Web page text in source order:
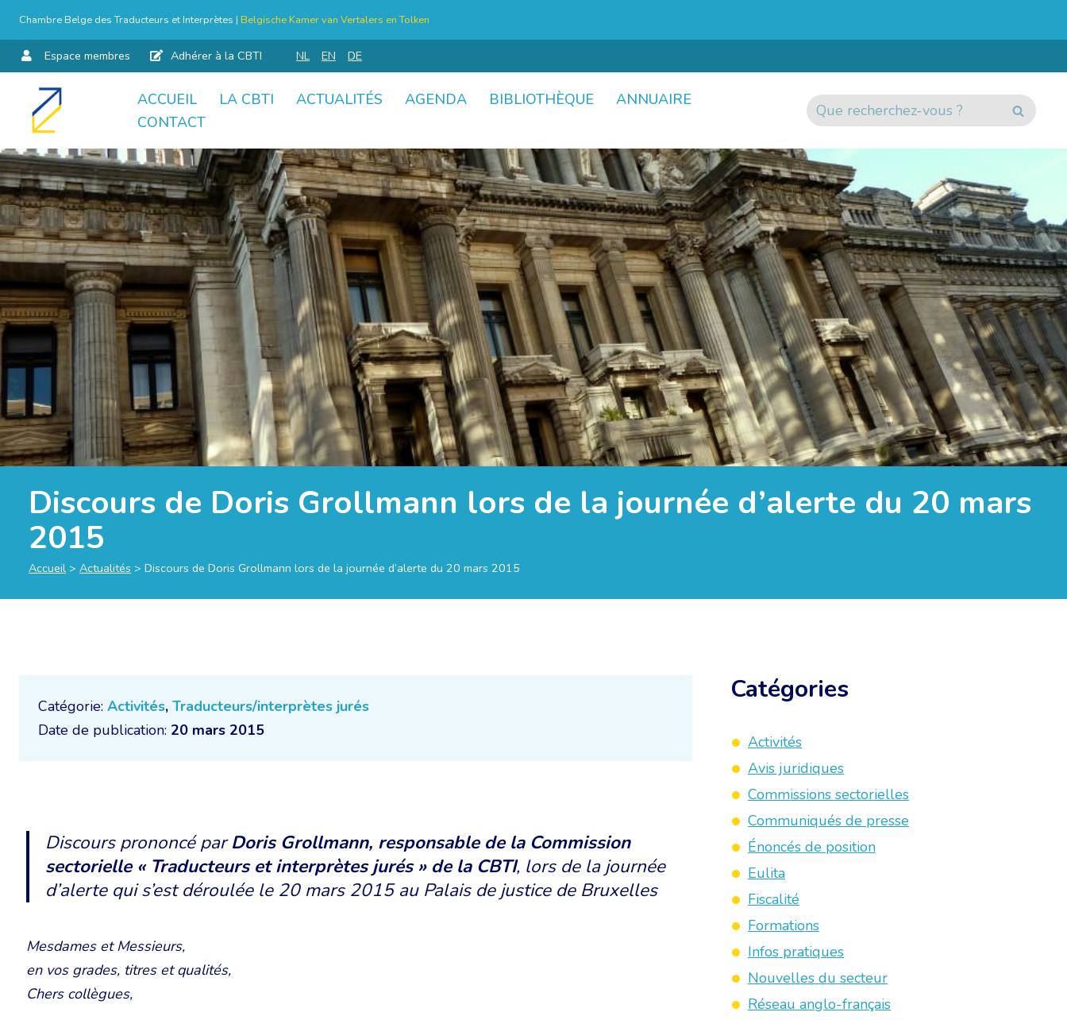
Chambre Belge des Traducteurs et Interprètes | Belgische Kamer van Vertalers en Tolken
Espace membres Adhérer à la CBTI NL EN DE
Aller
contenu
ACCUEIL LA CBTI ACTUALITÉS AGENDA BIBLIOTHÈQUE
ANNUAIRE
CONTACT
Discours de Doris Grollmann lors de la journée d’alerte du 20 mars
2015
Accueil > Actualités > Discours de Doris Grollmann lors de la journée d’alerte du 20 mars 2015
Catégorie: Activités, Traducteurs/interprètes jurés
Date de publication: 20 mars 2015
Discours prononcé parDoris Grollmann, responsable de la Commission
sectorielle « Traducteurs et interprètes jurés » de la CBTI, lors de la journée
d’alerte qui s’est déroulée le 20 mars 2015 au Palais de justice de Bruxelles
Mesdames et Messieurs,
en vos grades, titres et qualités,
Chers collègues,
Catégories
Activités
Avis juridiques
Commissions sectorielles
Communiqués de presse
Énoncés de position
Eulita
Fiscalité
Formations
Infos pratiques
Nouvelles du secteur
Réseau anglo-français